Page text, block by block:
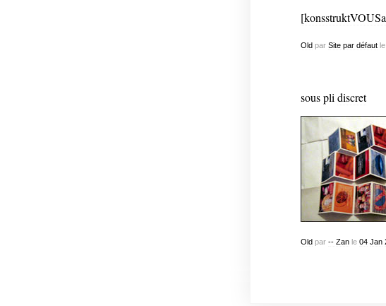
Oldpar Site par défautle
sous plidiscret
Old par -- Zanle 04 Jan